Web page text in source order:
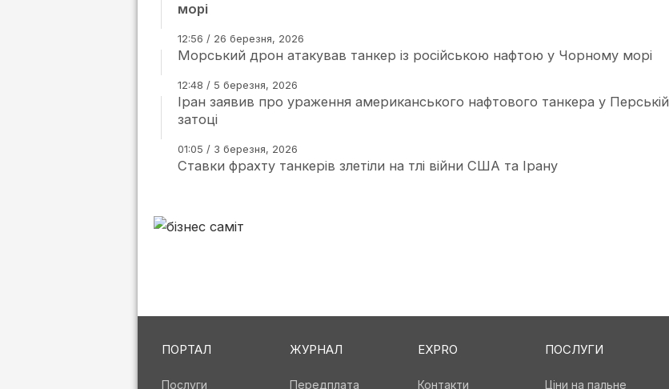
морі
12:56 / 26 березня, 2026
Морський дрон атакував танкер із російською нафтою у Чорному морі
12:48 / 5 березня, 2026
Іран заявив про ураження американського нафтового танкера у Перській
затоці
01:05 / 3 березня, 2026
Ставки фрахту танкерів злетіли на тлі війни США та Ірану
ПОРТАЛ
Послуги
ЖУРНАЛ
Передплата
EXPRO
Контакти
ПОСЛУГИ
Ціни на пальне